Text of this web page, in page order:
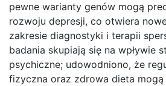
pewne warianty genów mogą
rozwoju depresji, co otwiera
zakresie diagnostyki i terapii
badania skupiają się na wpływie
psychiczne; udowodniono, że
fizyczna oraz zdrowa dieta mogą